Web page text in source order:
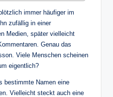
immer häufiger im
zufällig in einer
Medien, später vielleicht
Genau das
Viele Menschen scheinen
eigentlich?
bestimmte Namen eine
Vielleicht steckt auch eine